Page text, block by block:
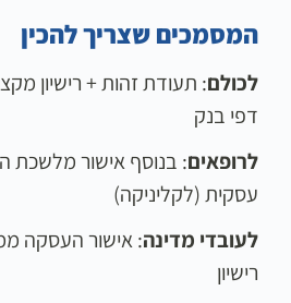
המסמכים שצריך להכין
לכולם
דפי בנק
לרופאים: בנוסף אישור מלשכת
עסקית (לקליניקה)
לעובדי מדינה: אישור העסקה
רישיון